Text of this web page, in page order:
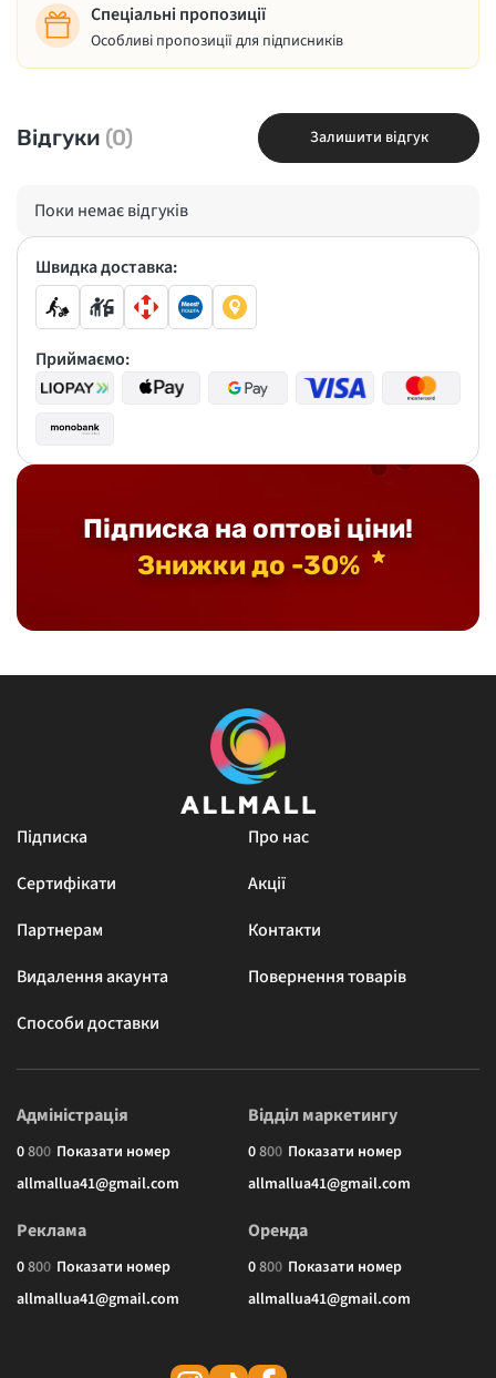
Спеціальні пропозиції
Особливі пропозиції для підписників
Відгуки (0) Залишити відгук
Поки немає відгуків
Підписка на оптові ціни!
Знижки до -30%
Швидка доставка:
Приймаємо:
Підписка
Про нас
Сертифікати
Акції
Партнерам
Контакти
Видалення акаунта
Повернення товарів
Способи доставки
Адміністрація
0800 Показати номер
allmallua41@gmail.com
Відділ маркетингу
0800 Показати номер
allmallua41@gmail.com
Реклама
0800 Показати номер
allmallua41@gmail.com
Оренда
0800 Показати номер
allmallua41@gmail.com